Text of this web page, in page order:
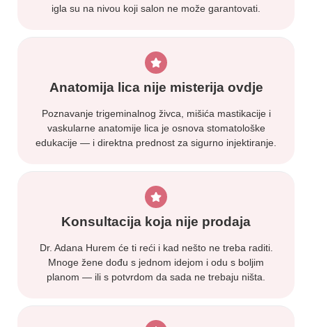
igla su na nivou koji salon ne može garantovati.
Anatomija lica nije misterija ovdje
Poznavanje trigeminalnog živca, mišića mastikacije i
vaskularne anatomije lica je osnova stomatološke
edukacije — i direktna prednost za sigurno injektiranje.
Konsultacija koja nije prodaja
Dr. Adana Hurem će ti reći i kad nešto ne treba raditi.
Mnoge žene dođu s jednom idejom i odu s boljim
planom — ili s potvrdom da sada ne trebaju ništa.